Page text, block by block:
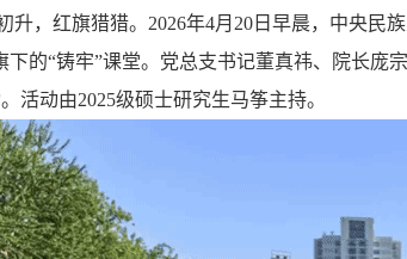
升，红旗猎猎。 2026年4月 20 日早晨，中央民
下的“铸牢”课堂。党总支书记董真祎、院长
活动由2025级硕士研究生马筝主持。